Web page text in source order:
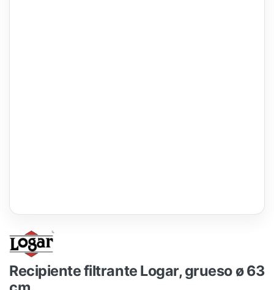
Recipiente filtrante Logar, grueso ø 63